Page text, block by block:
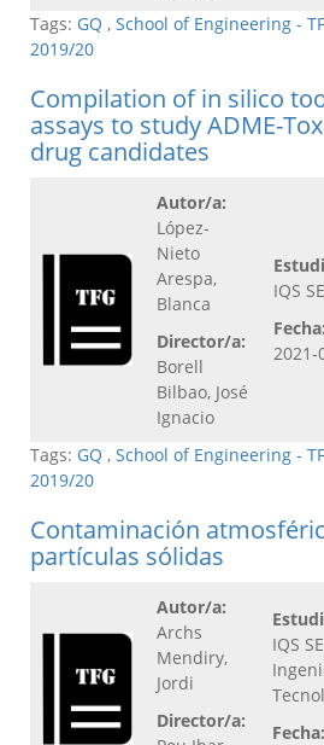
Tags: GQ , School of Engineering -
2019/20
Compilation of in silico
assays to study ADME-
drug candidates
Autor/a:
López-
Nieto
Arespa,
Blanca
Director/a:
Borell
Bilbao, José
Ignacio
IQS
Fecha:
2021-
Tags: GQ , School of Engineering -
2019/20
Contaminación
partículas sólidas
Autor/a:
Archs
Mendiry,
Jordi
Director/a:
IQS
Fecha: